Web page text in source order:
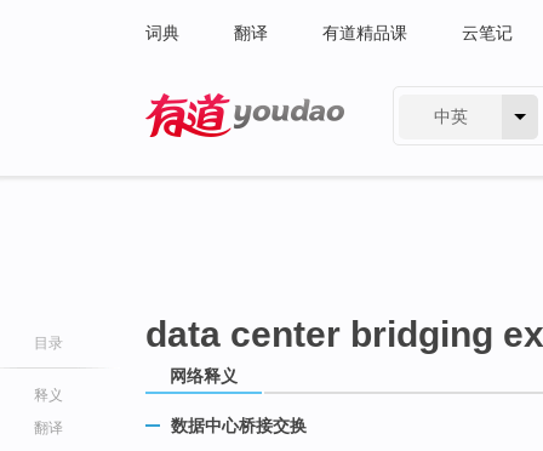
词典 翻译 有道精品课 云笔记
中英
目录
释义
翻译
data center bridging
网络释义
数据中心桥接交换